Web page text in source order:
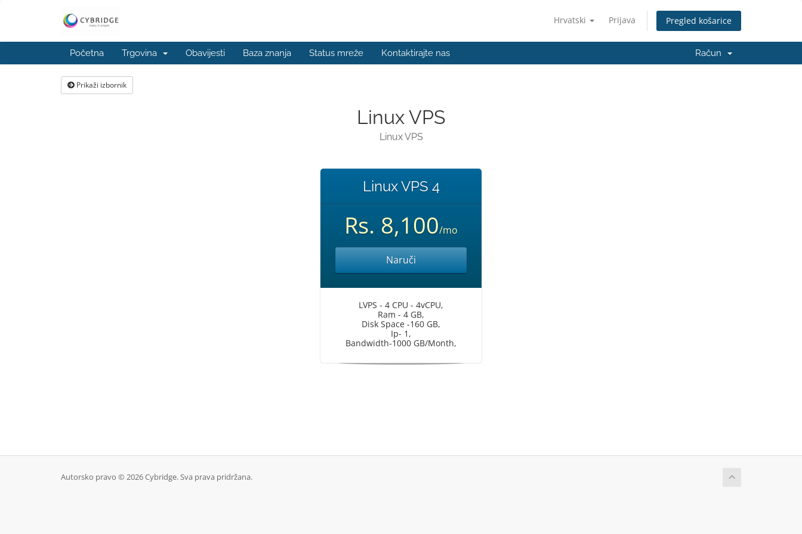
Hrvatski Prijava Pregled košarice
Početna Trgovina Obavijesti Baza znanja Status mreže Kontaktirajte nas Račun
Prikaži izbornik
Linux VPS
Linux VPS
Linux VPS 4
Rs. 8,100/mo
Naruči
LVPS - 4 CPU - 4vCPU,
Ram - 4 GB,
Disk Space -160 GB,
Ip- 1,
Bandwidth-1000 GB/Month,
Autorsko pravo © 2026 Cybridge. Sva prava pridržana.